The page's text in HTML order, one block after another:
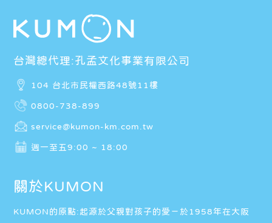
台灣總代理:孔孟文化事業有限公司
104 台北市民權西路48號11樓
0800-738-899
service@kumon-km.com.tw
週一至五9:00 ~ 18:00
關於KUMON
KUMON的原點:起源於父親對孩子的愛－於1958年在大阪